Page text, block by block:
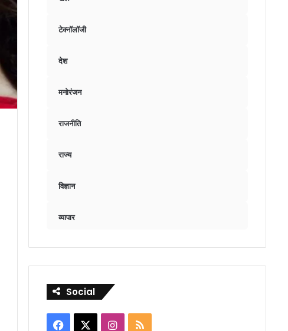
टेक्नॉलॉजी
देश
मनोरंजन
राजनीति
राज्य
विज्ञान
व्यापार
Social
Facebook Instagram
RSS